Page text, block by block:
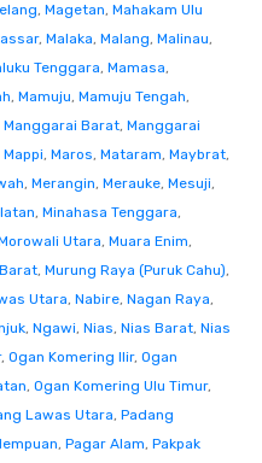
, Magetan, Mahakam Ulu
, Malaka, Malang, Malinau,
Tenggara, Mamasa,
, Mamuju, Mamuju Tengah,
Manggarai Barat, Manggarai
Mappi, Maros, Mataram, Maybrat,
, Merangin, Merauke, Mesuji,
, Minahasa Tenggara,
Utara, Muara Enim,
, Murung Raya (Puruk Cahu),
Utara, Nabire, Nagan Raya,
, Ngawi, Nias, Nias Barat, Nias
, Ogan Komering Ilir, Ogan
, Ogan Komering Ulu Timur,
Lawas Utara, Padang
, Pagar Alam, Pakpak